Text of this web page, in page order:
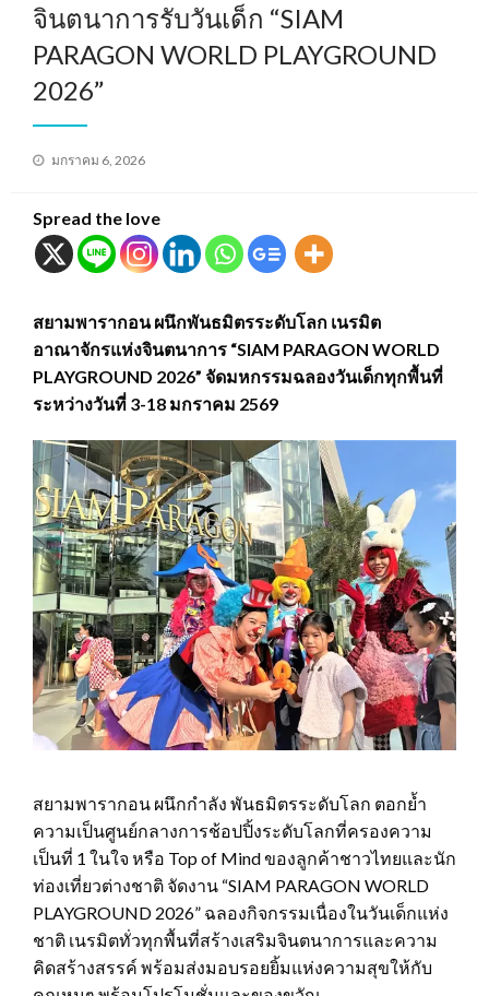
จินตนาการรับวันเด็ก “SIAM
PARAGON WORLD PLAYGROUND
2026”
Posted
มกราคม 6, 2026
Spread the love
สยามพารากอน ผนึกพันธมิตรระดับโลก เนรมิต
อาณาจักรแห่งจินตนาการ “SIAM PARAGON WORLD
PLAYGROUND 2026” จัดมหกรรมฉลองวันเด็กทุกพื้นที่
ระหว่างวันที่ 3-18 มกราคม 2569
สยามพารากอน ผนึกกำลัง พันธมิตรระดับโลก ตอกย้ำ
ความเป็นศูนย์กลางการช้อปปิ้งระดับโลกที่ครองความ
เป็นที่ 1 ในใจ หรือ Top of Mind ของลูกค้าชาวไทยและนัก
ท่องเที่ยวต่างชาติ จัดงาน “SIAM PARAGON WORLD
PLAYGROUND 2026” ฉลองกิจกรรมเนื่องในวันเด็กแห่ง
ชาติ เนรมิตทั่วทุกพื้นที่สร้างเสริมจินตนาการและความ
คิดสร้างสรรค์ พร้อมส่งมอบรอยยิ้มแห่งความสุขให้กับ